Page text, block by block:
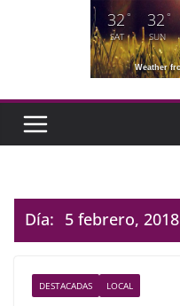
32°
SAT
32 °
SUN
Weather
Día: 5 febrero, 2018
DESTACADAS LOCAL